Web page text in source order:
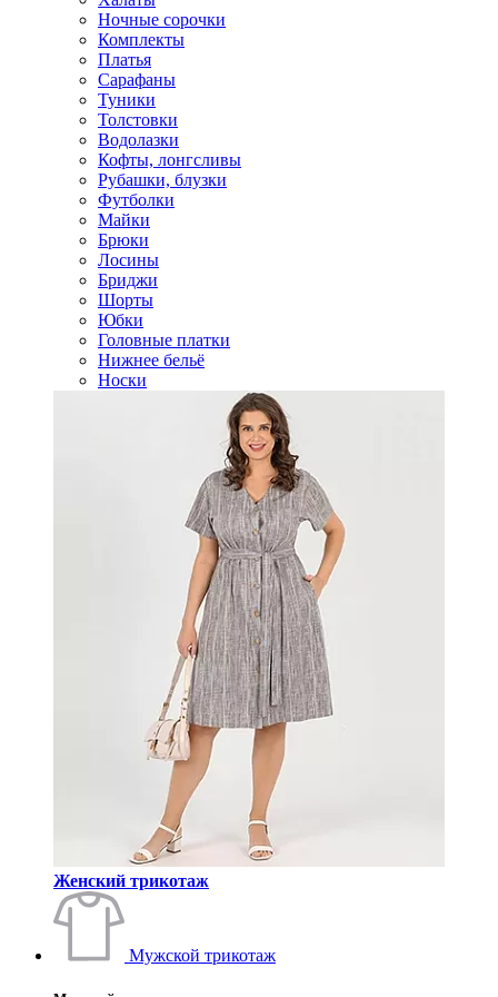
Ночные сорочки
Комплекты
Платья
Сарафаны
Туники
Толстовки
Водолазки
Кофты, лонгсливы
Рубашки, блузки
Футболки
Майки
Брюки
Лосины
Бриджи
Шорты
Юбки
Головные платки
Нижнее бельё
Носки
Женский трикотаж
Мужской трикотаж